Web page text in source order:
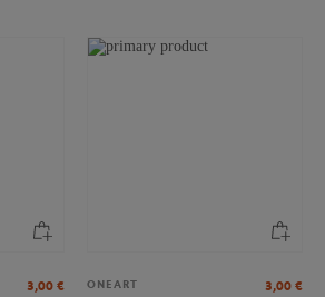
3,00 € ONEART 3,00 €